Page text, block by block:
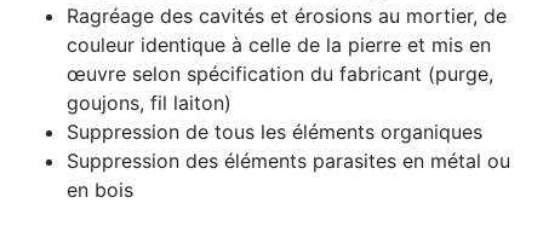
Ragréage des cavités et érosions au mortier, de
couleur identique à celle de la pierre et mis en
œuvre selon spécification du fabricant (purge,
goujons, fil laiton)
Suppression de tous les éléments organiques
Suppression des éléments parasites en métal ou
en bois